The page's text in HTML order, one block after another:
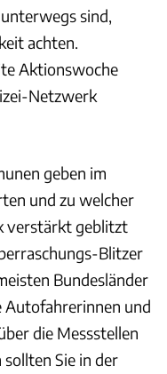
sind,
achten.
Aktionswoche
Netzwerk
geben im
und zu welcher
verstärkt geblitzt
Blitzer
Bundesländer
Autofahrerinnen und
die Messstellen
Sie in der